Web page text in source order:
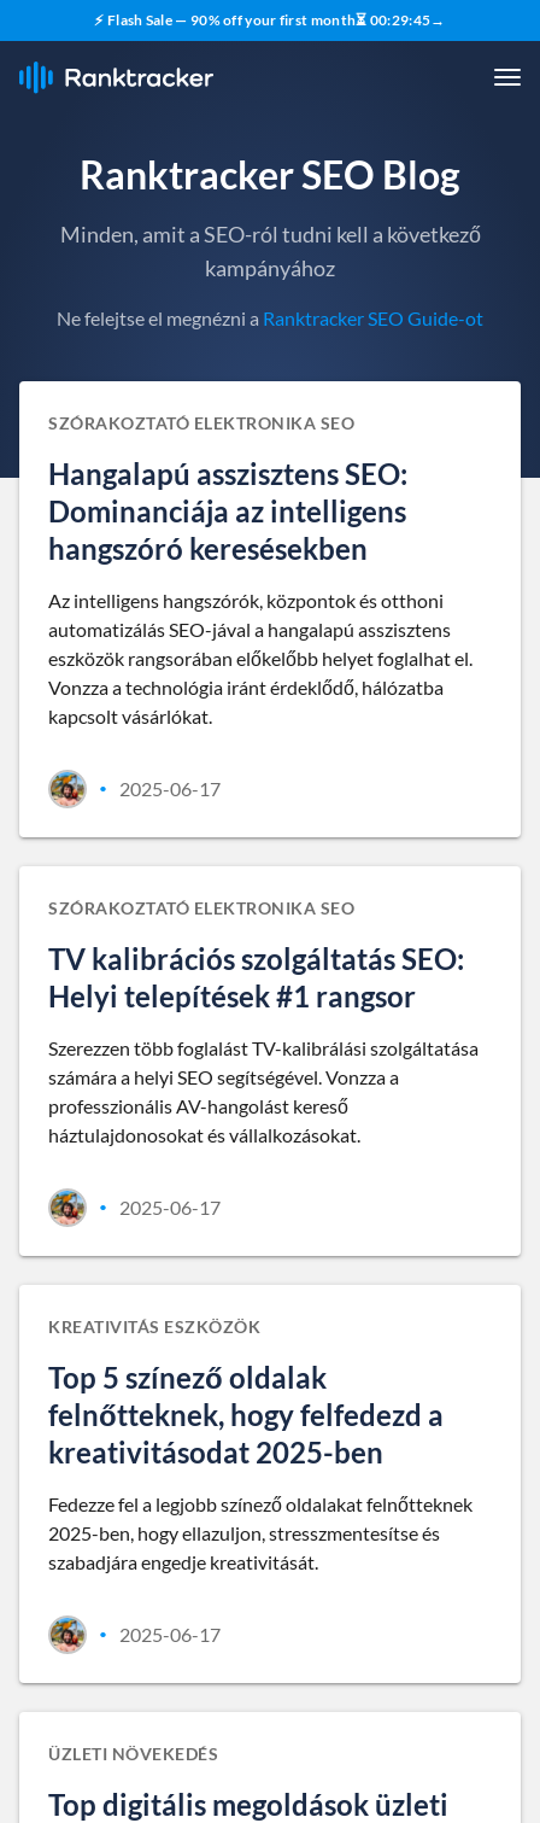
⚡ Flash Sale — 90% off your first month⏳ 00:29:44→
Ranktracker SEO Blog
Minden, amit a SEO-ról tudni kell a következő
kampányához
Ne felejtse el megnézni a Ranktracker SEO Guide-ot
SZÓRAKOZTATÓ ELEKTRONIKA SEO
Hangalapú asszisztens SEO:
Dominanciája az intelligens
hangszóró keresésekben
Az intelligens hangszórók, központok és otthoni
automatizálás SEO-jával a hangalapú asszisztens
eszközök rangsorában előkelőbb helyet foglalhat el.
Vonzza a technológia iránt érdeklődő, hálózatba
kapcsolt vásárlókat.
• 2025-06-17
SZÓRAKOZTATÓ ELEKTRONIKA SEO
TV kalibrációs szolgáltatás SEO:
Helyi telepítések #1 rangsor
Szerezzen több foglalást TV-kalibrálási szolgáltatása
számára a helyi SEO segítségével. Vonzza a
professzionális AV-hangolást kereső
háztulajdonosokat és vállalkozásokat.
• 2025-06-17
KREATIVITÁS ESZKÖZÖK
Top 5 színező oldalak
felnőtteknek, hogy felfedezd a
kreativitásodat 2025-ben
Fedezze fel a legjobb színező oldalakat felnőtteknek
2025-ben, hogy ellazuljon, stresszmentesítse és
szabadjára engedje kreativitását.
• 2025-06-17
ÜZLETI NÖVEKEDÉS
Top digitális megoldások üzleti